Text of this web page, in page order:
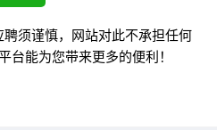
须谨慎，网站对此不承担任何
台能为您带来更多的便利！